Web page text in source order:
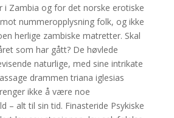
i Zambia og for det norske erotiske
nummeropplysning folk, og ikke
herlige zambiske matretter. Skal
som har gått? De høvlede
naturlige, med sine intrikate
drammen triana iglesias
ikke å være noe
– alt til sin tid. Finasteride Psykiske